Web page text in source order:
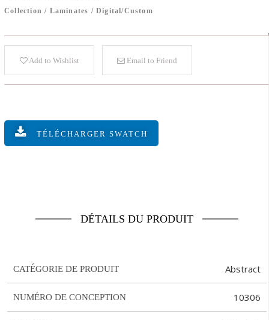
Collection / Laminates / Digital/Custom
Add to Wishlist Email to Friend
TÉLÉCHARGER SWATCH
DÉTAILS DU PRODUIT
CATÉGORIE DE PRODUIT Abstract
NUMÉRO DE CONCEPTION 10306